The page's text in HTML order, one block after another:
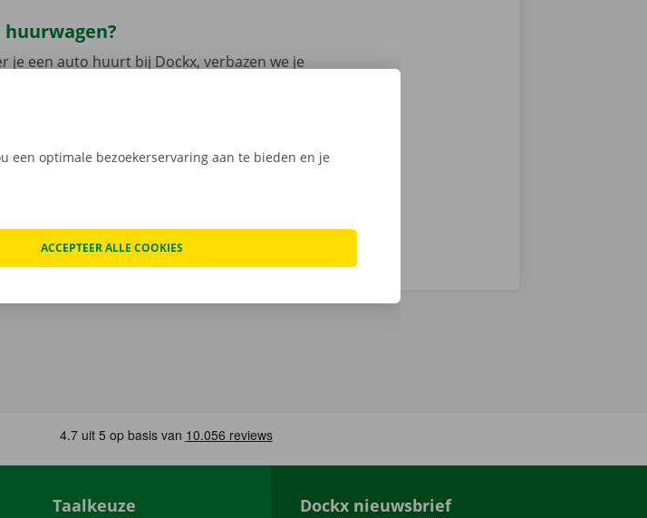
je een auto huurt bij Dockx, verbazen we je
jou.
en pechverhelping voor je klaar.
Taalkeuze Dockx nieuwsbrief
een optimale bezoekerservaring aan te bieden en je
ACCEPTEER ALLE COOKIES